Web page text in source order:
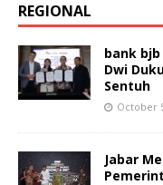
REGIONAL
bank
Dwi
Sentuh
October
Jabar